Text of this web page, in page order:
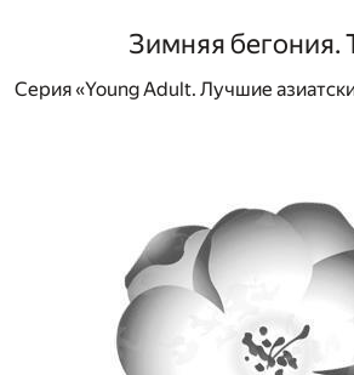
Зимняя бегония.
Серия «Young Adult. Лучшие